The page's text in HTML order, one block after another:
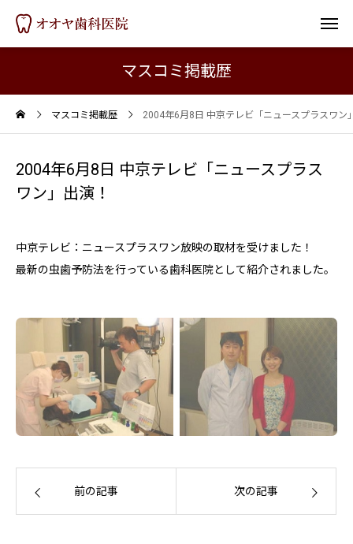
マスコミ掲載歴
マスコミ掲載歴 2004年6月8日 中京テレビ「ニュースプラスワン
2004年6月8日 中京テレビ「ニュースプラス
ワン」出演！
中京テレビ：ニュースプラスワン放映の取材を受けました！
最新の虫歯予防法を行っている歯科医院として紹介されました。
前の記事 次の記事